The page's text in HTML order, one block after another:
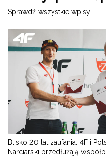
Sprawdź wszystkie wpisy
Blisko 20 lat zaufania. 4F i
Narciarski przedłużają